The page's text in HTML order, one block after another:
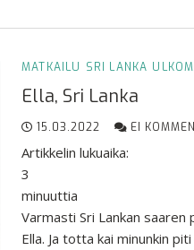
MATKAILU SRI LANKA
Ella, Sri Lanka
15.03.2022 EI
Artikkelin lukuaika:
3
minuuttia
Varmasti Sri Lankan
Ella. Ja totta kai minunkin